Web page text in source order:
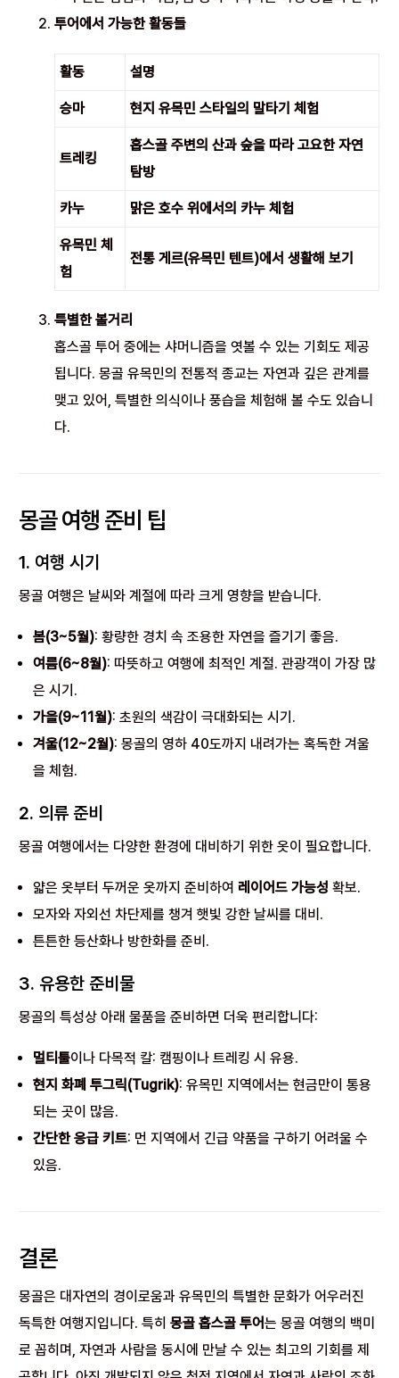
투어에서 가능한 활동들
활동 설명
승마 현지 유목민 스타일의 말타기 체험
트레킹
홉스골 주변의 산과 숲을 따라 고요한 자연
탐방
카누 맑은 호수 위에서의 카누 체험
유목민 체
험
전통 게르(유목민 텐트)에서 생활해 보기
특별한 볼거리
홉스골 투어 중에는 샤머니즘을 엿볼 수 있는 기회도 제공
됩니다. 몽골 유목민의 전통적 종교는 자연과 깊은 관계를
맺고 있어, 특별한 의식이나 풍습을 체험해 볼 수도 있습니
다.
몽골 여행 준비 팁
1. 여행 시기
몽골 여행은 날씨와 계절에 따라 크게 영향을 받습니다.
봄(3~5월): 황량한 경치 속 조용한 자연을 즐기기 좋음.
여름(6~8월): 따뜻하고 여행에 최적인 계절. 관광객이 가장 많
은 시기.
가을(9~11월): 초원의 색감이 극대화되는 시기.
겨울(12~2월): 몽골의 영하 40도까지 내려가는 혹독한 겨울
을 체험.
2. 의류 준비
몽골 여행에서는 다양한 환경에 대비하기 위한 옷이 필요합니다.
얇은 옷부터 두꺼운 옷까지 준비하여 레이어드 가능성 확보.
모자와 자외선 차단제를 챙겨 햇빛 강한 날씨를 대비.
튼튼한 등산화나 방한화를 준비.
3. 유용한 준비물
몽골의 특성상 아래 물품을 준비하면 더욱 편리합니다:
멀티툴이나 다목적 칼: 캠핑이나 트레킹 시 유용.
현지 화폐 투그릭(Tugrik): 유목민 지역에서는 현금만이 통용
되는 곳이 많음.
간단한 응급 키트: 먼 지역에서 긴급 약품을 구하기 어려울 수
있음.
결론
몽골은 대자연의 경이로움과 유목민의 특별한 문화가 어우러진
독특한 여행지입니다. 특히몽골 홉스골 투어는 몽골 여행의 백미
로 꼽히며, 자연과 사람을 동시에 만날 수 있는 최고의 기회를 제